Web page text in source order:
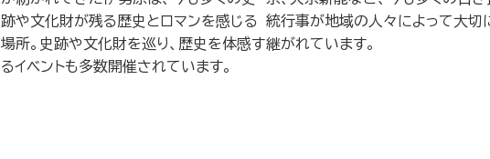
跡や文化財が残る歴史とロマンを感じる
場所。史跡や文化財を巡り、歴史を体感す
るイベントも多数開催されています。
統行事が地域の人々によって大切
継がれています。